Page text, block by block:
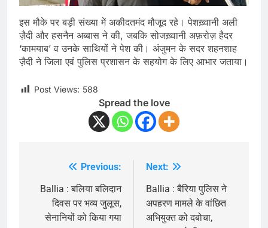
इस मौके पर बड़ी संख्या में अकीदतमंद मौजूद रहे। पेशख़्वानी अली
ज़ैदी और हसनैन अब्बास ने की, जबकि सोजख़्वानी अफ़रोज़ हैदर
‘कामयाब’ व उनके साथियों ने पेश की। अंजुमन के सदर शहनशाह
ज़ैदी ने जिला एवं पुलिस प्रशासन के सहयोग के लिए आभार जताया।
Post Views: 588
Spread the love
navigation
Previous:
Ballia : बलिया बलिदान
दिवस पर भव्य जुलूस,
सेनानियों को किया गया
Next:
Ballia : बैरिया पुलिस ने
अपहरण मामले के वांछित
अभियुक्त को दबोचा,